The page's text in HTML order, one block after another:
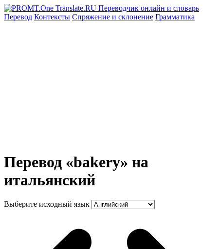
Перевод Контексты Спряжение и склонение Грамматика
Перевод «bakery» на
итальянский
Выберите исходный язык